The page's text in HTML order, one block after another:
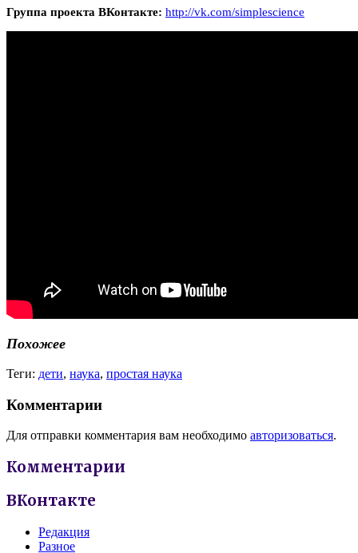
Группа проекта ВКонтакте: http://vk.com/simplescience
Похожее
Теги: дети, наука, простая наука
Комментарии
Для отправки комментария вам необходимо авторизоваться.
Комментарии
ВКонтакте
Редакция
Разное